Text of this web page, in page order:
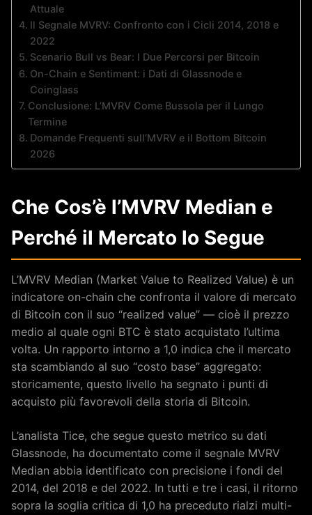
Attuale
Il Segnale MVRV: Confronto con i Cicli 2014, 2018 e
2022
Scenario Bull vs Bear: I Due Percorsi per Bitcoin
On-Chain e Sentiment: i Dati di Glassnode e
Coinglass
Conclusione: L’MVRV Come Bussola per il Lungo
Termine
Domande Frequenti sull’MVRV e il Bottom Bitcoin
2026
Che Cos’è l’MVRV Median e
Perché il Mercato lo Segue
L’MVRV Median (Market Value to Realized Value) è un
indicatore on-chain che confronta il valore di mercato
di Bitcoin con il suo “realized value” — cioè il prezzo
medio al quale ogni BTC è stato acquistato l’ultima
volta. Un rapporto intorno a 1,0 indica che il mercato
sta scambiando al suo “costo base” aggregato:
storicamente, questo livello ha segnato i punti di
acquisto più favorevoli della storia di Bitcoin.
L’analista Tice, che segue questo metrico su dati
Glassnode, ha documentato come il segnale MVRV
Median abbia identificato con precisione i fondi del
2014, del 2018 e del 2022. In tutti e tre i casi, il ritorno
sopra la soglia critica di 1,0 ha preceduto rialzi multi-